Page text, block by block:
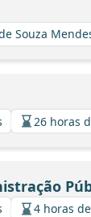
Souza
26 horas
4 horas